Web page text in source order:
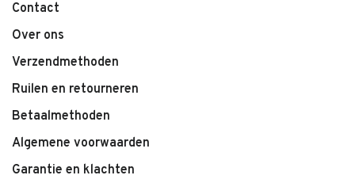
Contact
Over ons
Verzendmethoden
Ruilen en retourneren
Betaalmethoden
Algemene voorwaarden
Garantie en klachten